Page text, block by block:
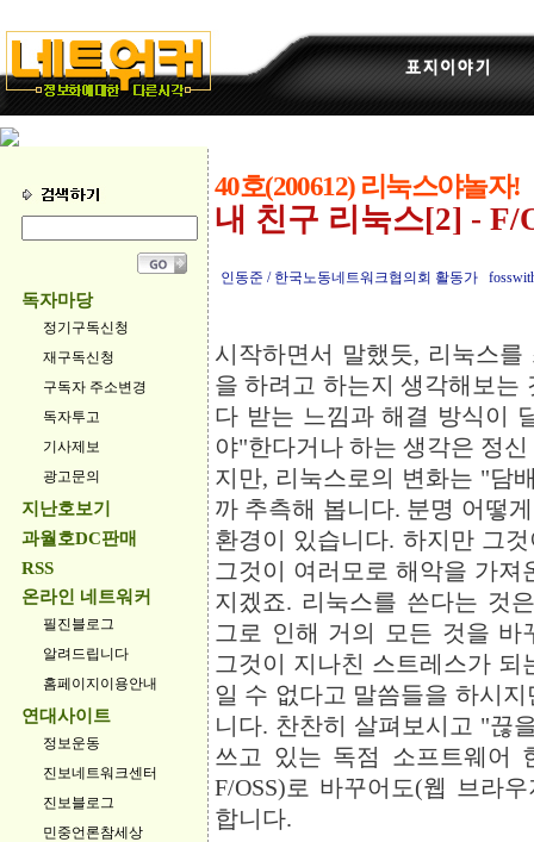
독자마당
정기구독신청
재구독신청
구독자 주소변경
독자투고
기사제보
광고문의
지난호보기
과월호DC판매
RSS
온라인 네트워커
필진블로그
알려드립니다
홈페이지이용안내
연대사이트
정보운동
진보네트워크센터
진보블로그
민중언론참세상
40호(200612) 리눅스야놀자!
내 친구 리눅스[2] - F/
인동준 / 한국노동네트워크협의회 활동가
시작하면서 말했듯, 리눅스
을 하려고 하는지 생각해보는
다 받는 느낌과 해결 방식이
야"한다거나 하는 생각은 정
지만, 리눅스로의 변화는 "담
까 추측해 봅니다. 분명 어떻
환경이 있습니다. 하지만 그
그것이 여러모로 해악을 가
지겠죠. 리눅스를 쓴다는 것
그로 인해 거의 모든 것을 바
그것이 지나친 스트레스가
일 수 없다고 말씀들을 하시
니다. 찬찬히 살펴보시고 "끊
쓰고 있는 독점 소프트웨어
F/OSS)로 바꾸어도(웹 브라
합니다.